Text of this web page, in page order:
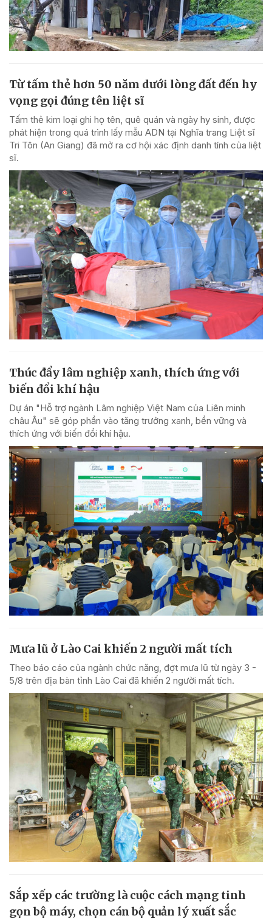
Từ tấm thẻ hơn 50 năm dưới lòng đất đến hy
vọng gọi đúng tên liệt sĩ
Tấm thẻ kim loại ghi họ tên, quê quán và ngày hy sinh, được
phát hiện trong quá trình lấy mẫu ADN tại Nghĩa trang Liệt sĩ
Tri Tôn (An Giang) đã mở ra cơ hội xác định danh tính của liệt
sĩ.
Thúc đẩy lâm nghiệp xanh, thích ứng với
biến đổi khí hậu
Dự án "Hỗ trợ ngành Lâm nghiệp Việt Nam của Liên minh
châu Âu" sẽ góp phần vào tăng trưởng xanh, bền vững và
thích ứng với biến đổi khí hậu.
Mưa lũ ở Lào Cai khiến 2 người mất tích
Theo báo cáo của ngành chức năng, đợt mưa lũ từ ngày 3 -
5/8 trên địa bàn tỉnh Lào Cai đã khiến 2 người mất tích.
Sắp xếp các trường là cuộc cách mạng tinh
gọn bộ máy, chọn cán bộ quản lý xuất sắc